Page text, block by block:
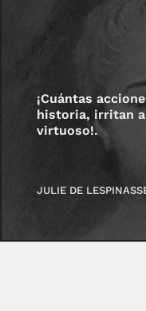
¡Cuántas
historia, irritan
virtuoso!.
JULIE DE